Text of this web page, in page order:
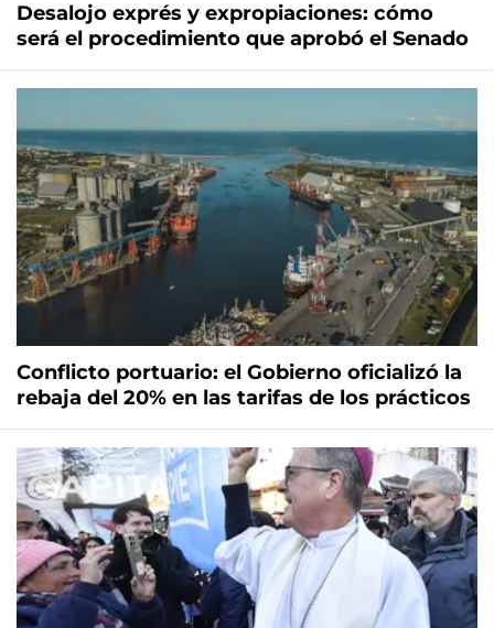
Desalojo exprés y expropiaciones: cómo
será el procedimiento que aprobó el Senado
Conflicto portuario: el Gobierno oficializó la
rebaja del 20% en las tarifas de los prácticos